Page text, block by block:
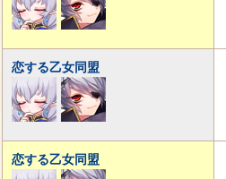
恋する乙女同盟
恋する乙女同盟